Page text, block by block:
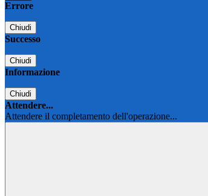
Errore
Chiudi
Successo
Chiudi
Informazione
Chiudi
Attendere...
Attendere il completamento dell'operazione...